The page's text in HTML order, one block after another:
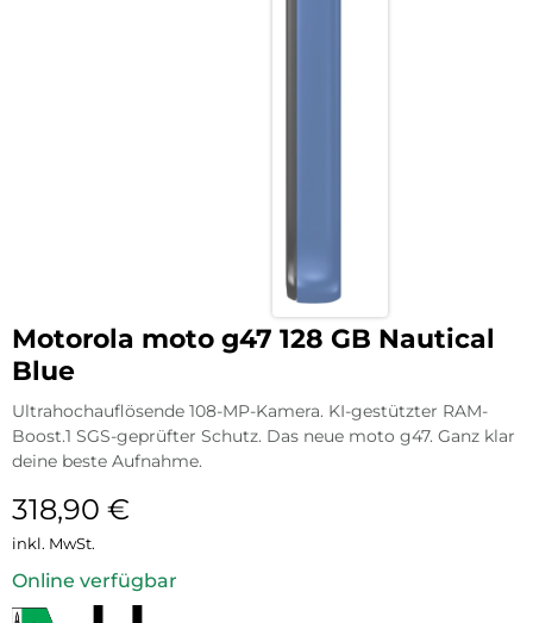
Motorola moto g47 128 GB Nautical
Blue
Ultrahochauflösende 108-MP-Kamera. KI-gestützter RAM-
Boost.1 SGS-geprüfter Schutz. Das neue moto g47. Ganz klar
deine beste Aufnahme.
318,90 €
inkl. MwSt.
Online verfügbar